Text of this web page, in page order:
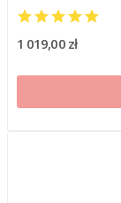
1 019,00 zł